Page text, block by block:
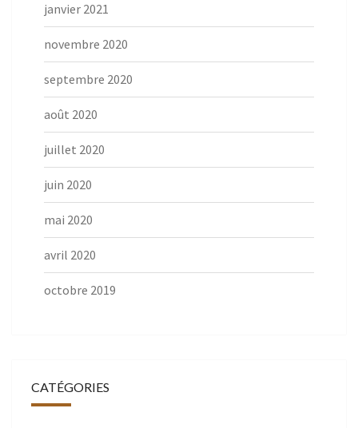
janvier 2021
novembre 2020
septembre 2020
août 2020
juillet 2020
juin 2020
mai 2020
avril 2020
octobre 2019
CATÉGORIES